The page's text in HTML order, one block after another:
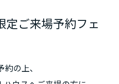
定ご来場予約フェ
の上、